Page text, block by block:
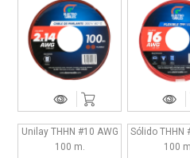
Unilay THHN #10 AWG
100 m.
Sólido THHN
100